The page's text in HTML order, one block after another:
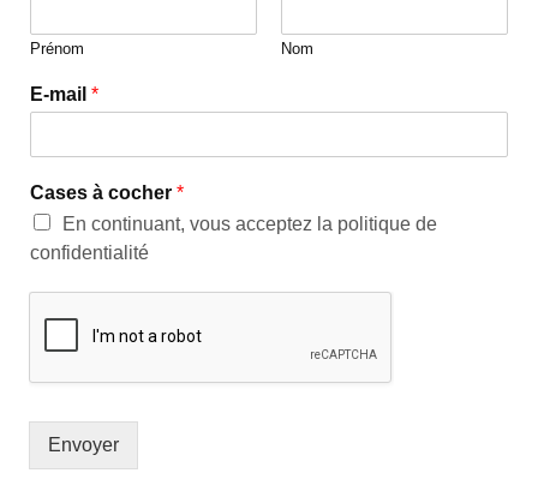
Prénom Nom
E-mail *
Cases à cocher *
En continuant, vous acceptez la politique de
confidentialité
Envoyer